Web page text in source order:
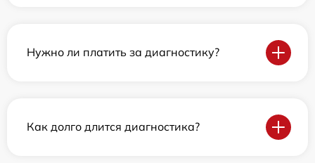
Нужно ли платить за диагностику?
Как долго длится диагностика?